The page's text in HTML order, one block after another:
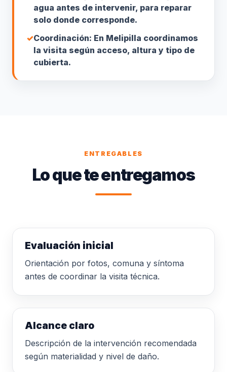
agua antes de intervenir, para reparar
solo donde corresponde.
✓Coordinación: En Melipilla coordinamos
la visita según acceso, altura y tipo de
cubierta.
ENTREGABLES
Lo que te entregamos
Evaluación inicial
Orientación por fotos, comuna y síntoma
antes de coordinar la visita técnica.
Alcance claro
Descripción de la intervención recomendada
según materialidad y nivel de daño.